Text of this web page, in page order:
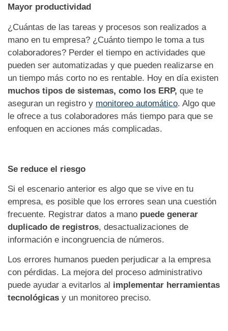
Mayor productividad
¿Cuántas de las tareas y procesos son realizados a
mano en tu empresa? ¿Cuánto tiempo le toma a tus
colaboradores? Perder el tiempo en actividades que
pueden ser automatizadas y que pueden realizarse en
un tiempo más corto no es rentable. Hoy en día existen
muchos tipos de sistemas, como los ERP, que te
aseguran un registro y monitoreo automático. Algo que
le ofrece a tus colaboradores más tiempo para que se
enfoquen en acciones más complicadas.
Se reduce el riesgo
Si el escenario anterior es algo que se vive en tu
empresa, es posible que los errores sean una cuestión
frecuente. Registrar datos a mano puede generar
duplicado de registros, desactualizaciones de
información e incongruencia de números.
Los errores humanos pueden perjudicar a la empresa
con pérdidas. La mejora del proceso administrativo
puede ayudar a evitarlos al implementar herramientas
tecnológicas y un monitoreo preciso.